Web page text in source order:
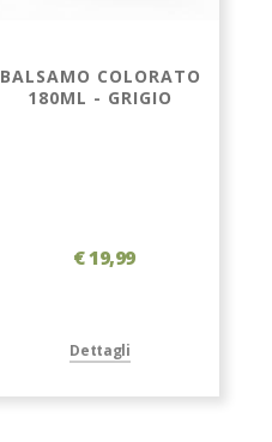
BALSAMO COLORATO
180ML - GRIGIO
€ 19,99
Dettagli